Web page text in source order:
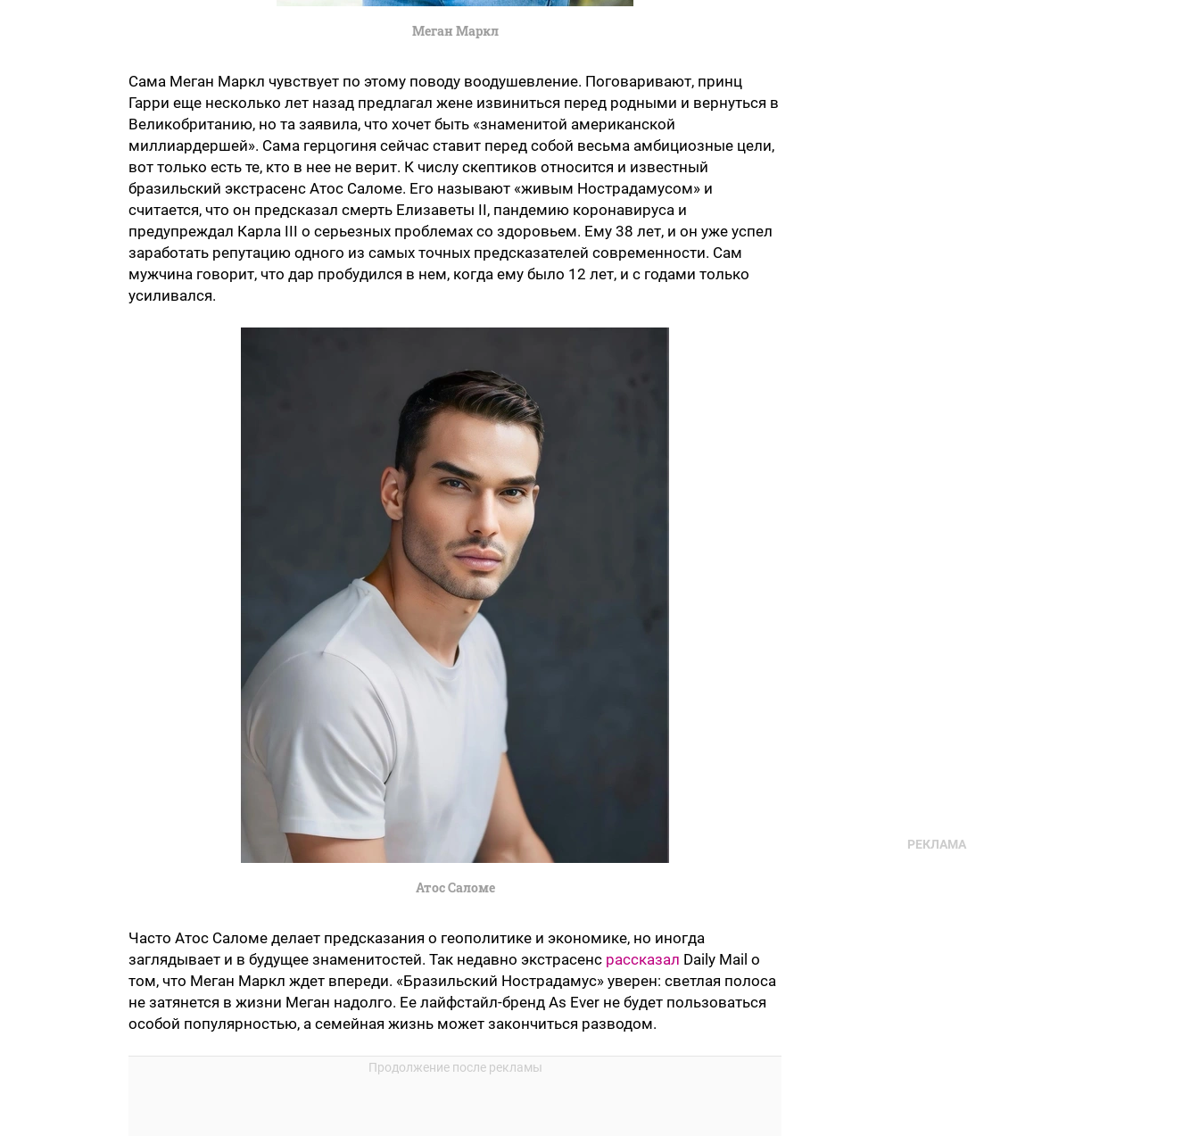
Меган Маркл
Сама Меган Маркл чувствует по этому поводу воодушевление. Поговаривают, принц
Гарри еще несколько лет назад предлагал жене извиниться перед родными и вернуться в
Великобританию, но та заявила, что хочет быть «знаменитой американской
миллиардершей». Сама герцогиня сейчас ставит перед собой весьма амбициозные цели,
вот только есть те, кто в нее не верит. К числу скептиков относится и известный
бразильский экстрасенс Атос Саломе. Его называют «живым Нострадамусом» и
считается, что он предсказал смерть Елизаветы II, пандемию коронавируса и
предупреждал Карла III о серьезных проблемах со здоровьем. Ему 38 лет, и он уже успел
заработать репутацию одного из самых точных предсказателей современности. Сам
мужчина говорит, что дар пробудился в нем, когда ему было 12 лет, и с годами только
усиливался.
Атос Саломе
Часто Атос Саломе делает предсказания о геополитике и экономике, но иногда
заглядывает и в будущее знаменитостей. Так недавно экстрасенс рассказал Daily Mail о
том, что Меган Маркл ждет впереди. «Бразильский Нострадамус» уверен: светлая полоса
не затянется в жизни Меган надолго. Ее лайфстайл-бренд As Ever не будет пользоваться
особой популярностью, а семейная жизнь может закончиться разводом.